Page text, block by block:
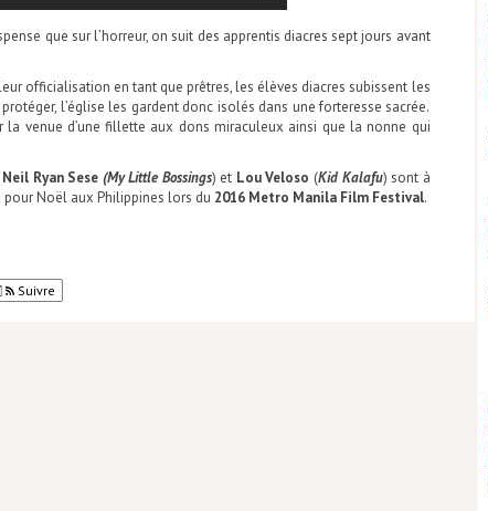
que sur l’horreur, on suit des apprentis diacres sept jours avant
officialisation en tant que prêtres, les élèves diacres subissent les
l’église les gardent donc isolés dans une forteresse sacrée.
la venue d’une fillette aux dons miraculeux ainsi que la nonne qui
Neil Ryan Sese (My Little Bossings) et Lou Veloso (Kid Kalafu) sont à
Noël aux Philippines lors du 2016 Metro Manila Film Festival.
Suivre